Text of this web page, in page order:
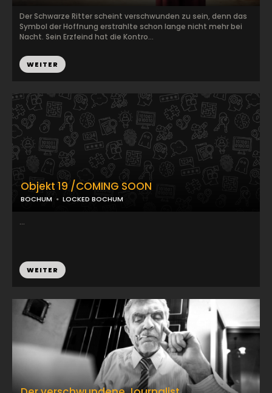
Objekt 19 /COMING SOON
BOCHUM LOCKED BOCHUM
...
WEITER
Der Schwarze Ritter scheint verschwunden zu sein, denn das
Symbol der Hoffnung erstrahlte schon lange nicht mehr bei
Nacht. Sein Erzfeind hat die Kontro...
WEITER